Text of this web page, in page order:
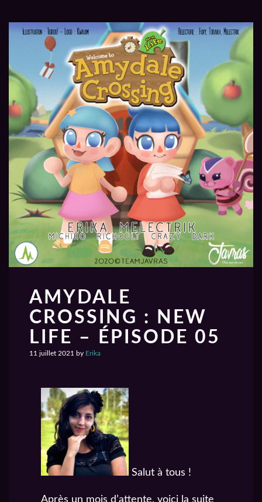
AMYDALE
CROSSING : NEW
LIFE – ÉPISODE 05
11 juillet 2021 by Erika
Salut à tous !
Après un mois d’attente, voici la suite